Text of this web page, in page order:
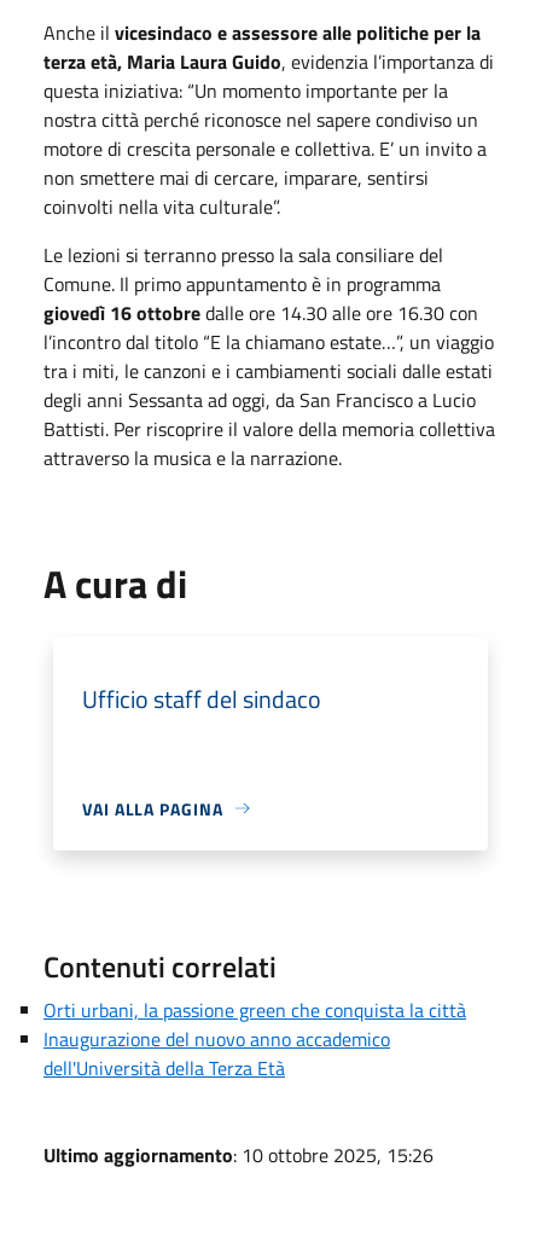
Anche il vicesindaco e assessore alle politiche per la
terza età, Maria Laura Guido, evidenzia l’importanza di
questa iniziativa: “Un momento importante per la
nostra città perché riconosce nel sapere condiviso un
motore di crescita personale e collettiva. E’ un invito a
non smettere mai di cercare, imparare, sentirsi
coinvolti nella vita culturale”.
Le lezioni si terranno presso la sala consiliare del
Comune. Il primo appuntamento è in programma
giovedì 16 ottobredalle ore 14.30 alle ore 16.30 con
l’incontro dal titolo “E la chiamano estate…”, un viaggio
tra i miti, le canzoni e i cambiamenti sociali dalle estati
degli anni Sessanta ad oggi, da San Francisco a Lucio
Battisti. Per riscoprire il valore della memoria collettiva
attraverso la musica e la narrazione.
A cura di
Ufficio staff del sindaco
VAI ALLA PAGINA
Contenuti correlati
Orti urbani, la passione green che conquista la città
Inaugurazione del nuovo anno accademico
dell'Università della Terza Età
Ultimo aggiornamento: 10 ottobre 2025, 15:26